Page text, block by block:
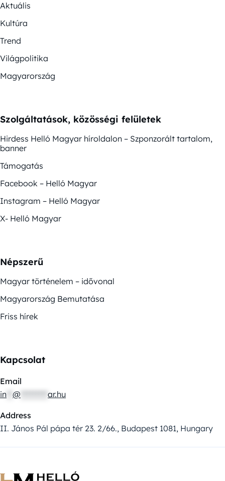
Aktuális
Kultúra
Trend
Világpolitika
Magyarország
Szolgáltatások, közösségi felületek
Hirdess Helló Magyar híroldalon – Szponzorált tartalom,
banner
Támogatás
Facebook – Helló Magyar
Instagram – Helló Magyar
X- Helló Magyar
Népszerű
Magyar történelem – idővonal
Magyarország Bemutatása
Friss hírek
Kapcsolat
Email
in @ ar.hu
Address
II. János Pál pápa tér 23. 2/66., Budapest 1081, Hungary